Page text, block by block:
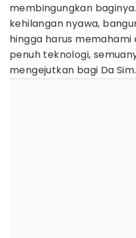
membingungkan
kehilangan nyawa,
hingga harus memahami
penuh teknologi,
mengejutkan bagi Da Sim.